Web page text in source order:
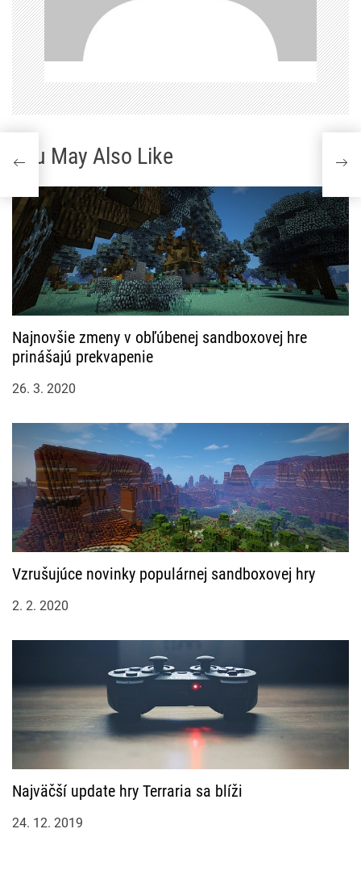
o
p
ř
í
s
p
ě
v
e
k
You May Also Like
Najnovšie zmeny v obľúbenej sandboxovej hre
prinášajú prekvapenie
26. 3. 2020
Vzrušujúce novinky populárnej sandboxovej hry
2. 2. 2020
Najväčší update hry Terraria sa blíži
24. 12. 2019